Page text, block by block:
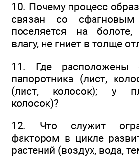
10. Почему процесс
связан со
поселяется на болоте,
влагу, не гниет в толще
11. Где расположены
папоротника (лист,
(лист, колосок); у
колосок)?
12. Что служит
фактором в цикле
растений (воздух, вода,